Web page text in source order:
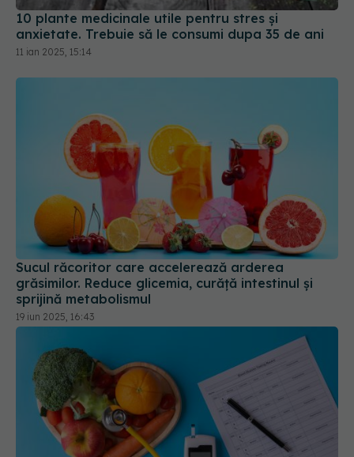
11 ian 2025, 15:14
Sucul răcoritor care accelerează arderea
grăsimilor. Reduce glicemia, curăță intestinul și
sprijină metabolismul
19 iun 2025, 16:43